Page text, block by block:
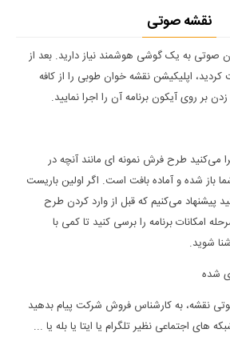
نقشه صوتی
صوتی به یک گوشی هوشمند نیاز دارید. بعد از
کردید، اپلیکیشن نقشه خوان طوبی را از کافه
بر روی آیکون برنامه آن را اجرا نمایید.
می‌کنید طرح فرش نمونه ای مانند آنچه در
باز شده و آماده بافت است. اگر اولین باریست
پیشنهاد می‌کنیم که قبل از وارد کردن طرح
امکانات برنامه را برسی کنید تا کمی با
شوید.
شده
نقشه، به کارشناس فروش شرکت پیام بدهید
های اجتماعی نظیر تلگرام یا ایتا یا بله یا ...